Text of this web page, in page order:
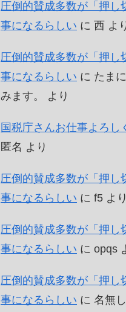
圧倒的賛成多数が「押し
事になるらしい に 西 よ
圧倒的賛成多数が「押し
事になるらしい に たま
みます。
より
国税庁さんお仕事よろし
匿名 より
圧倒的賛成多数が「押し
事になるらしい に f5 より
圧倒的賛成多数が「押し
事になるらしい に opqs
圧倒的賛成多数が「押し
事になるらしい に 名無